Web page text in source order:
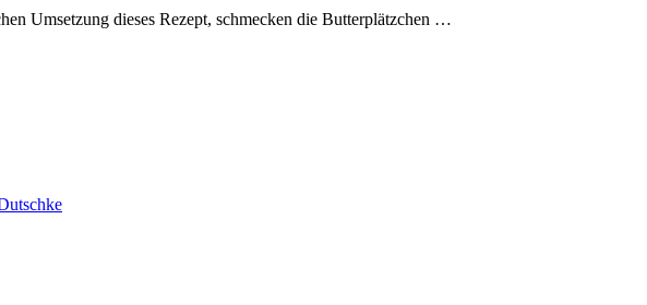
Umsetzung dieses Rezept, schmecken die Butterplätzchen …